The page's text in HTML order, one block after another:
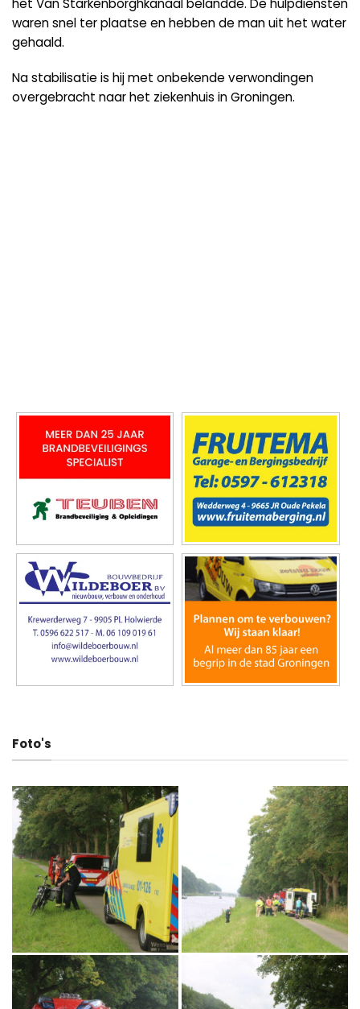
het Van Starkenborghkanaal belandde. De hulpdiensten
waren snel ter plaatse en hebben de man uit het water
gehaald.
Na stabilisatie is hij met onbekende verwondingen
overgebracht naar het ziekenhuis in Groningen.
Foto's